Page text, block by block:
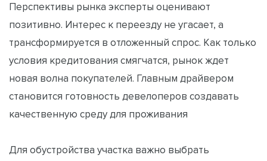
Перспективы рынка эксперты оценивают
позитивно. Интерес к переезду не угасает, а
трансформируется в отложенный спрос. Как только
условия кредитования смягчатся, рынок ждет
новая волна покупателей. Главным драйвером
становится готовность девелоперов создавать
качественную среду для проживания
Для обустройства участка важно выбрать